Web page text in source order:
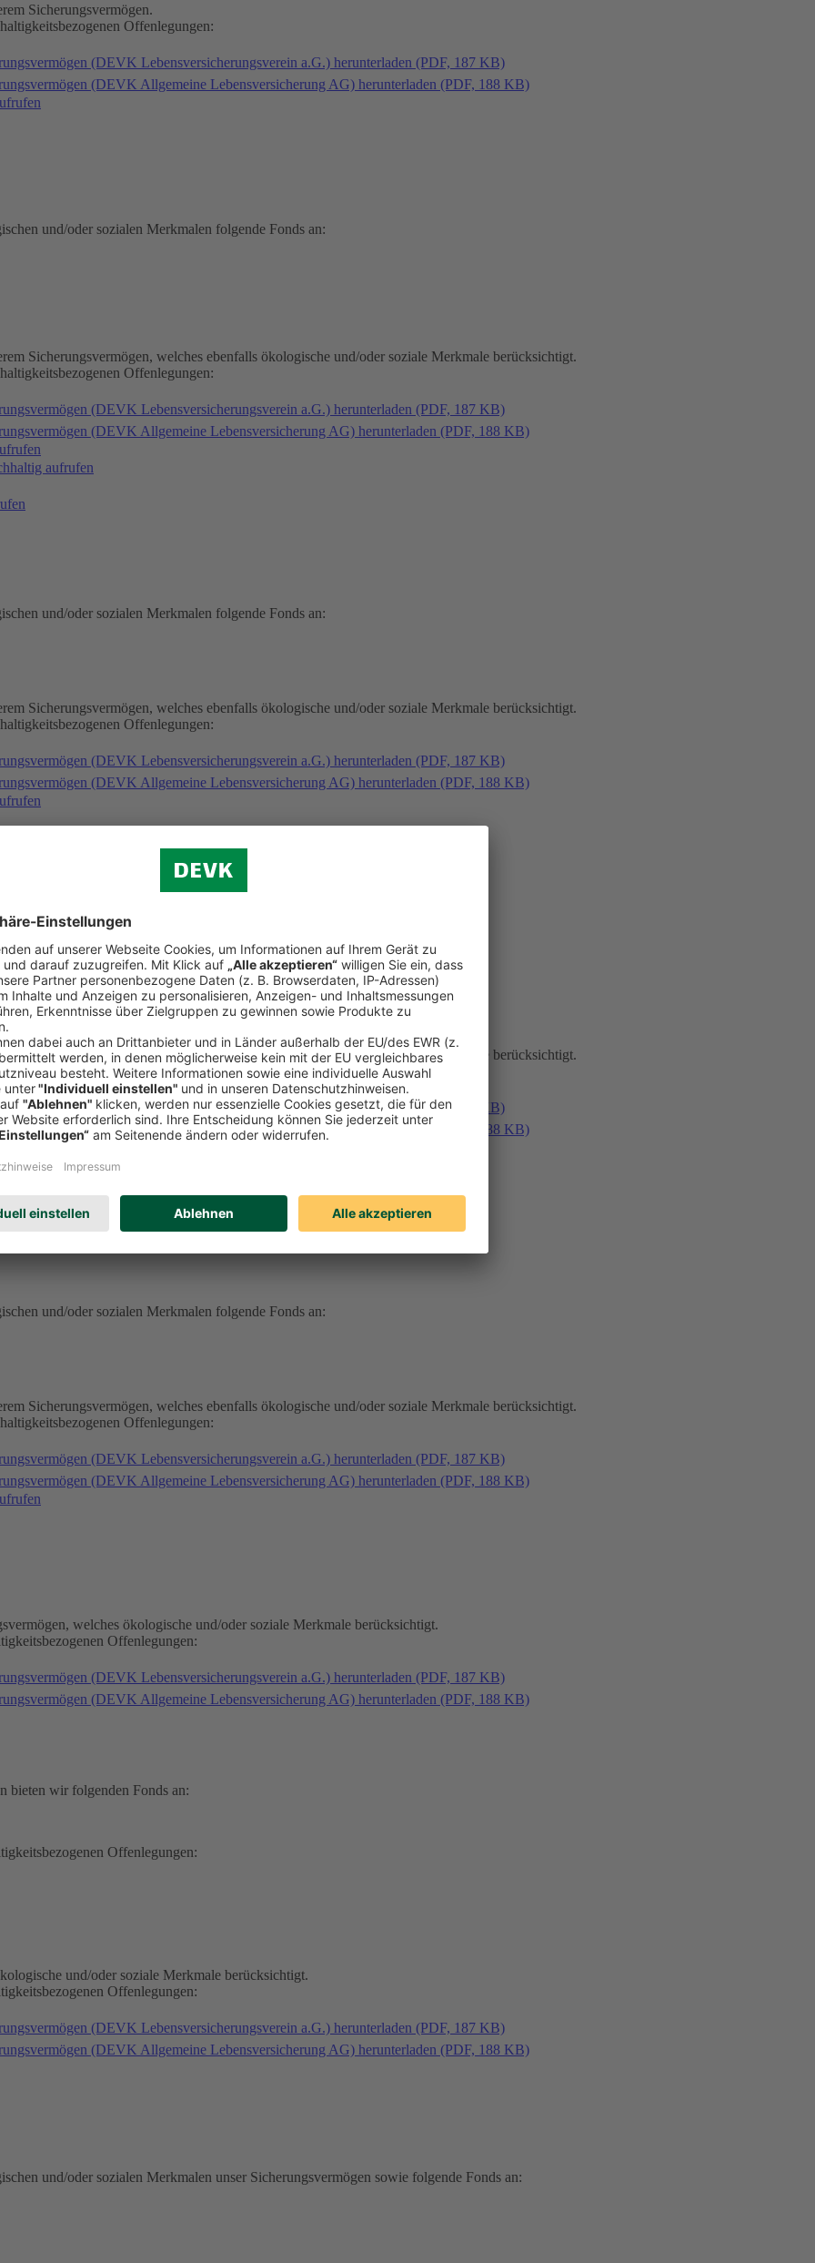
Sicherungsvermögen.
Offenlegungen:
(DEVK Lebensversicherungsverein a.G.) herunterladen (PDF, 187 KB)
(DEVK Allgemeine Lebensversicherung AG) herunterladen (PDF, 188 KB)
und/oder sozialen Merkmalen folgende Fonds an:
Sicherungsvermögen, welches ebenfalls ökologische und/oder soziale Merkmale berücksichtigt.
Offenlegungen:
(DEVK Lebensversicherungsverein a.G.) herunterladen (PDF, 187 KB)
(DEVK Allgemeine Lebensversicherung AG) herunterladen (PDF, 188 KB)
aufrufen
und/oder sozialen Merkmalen folgende Fonds an:
Sicherungsvermögen, welches ebenfalls ökologische und/oder soziale Merkmale berücksichtigt.
Offenlegungen:
(DEVK Lebensversicherungsverein a.G.) herunterladen (PDF, 187 KB)
(DEVK Allgemeine Lebensversicherung AG) herunterladen (PDF, 188 KB)
und/oder sozialen Merkmalen folgende Fonds an:
Sicherungsvermögen, welches ebenfalls ökologische und/oder soziale Merkmale berücksichtigt.
Offenlegungen:
(DEVK Lebensversicherungsverein a.G.) herunterladen (PDF, 187 KB)
(DEVK Allgemeine Lebensversicherung AG) herunterladen (PDF, 188 KB)
aufrufen
und/oder sozialen Merkmalen folgende Fonds an:
Sicherungsvermögen, welches ebenfalls ökologische und/oder soziale Merkmale berücksichtigt.
Offenlegungen:
(DEVK Lebensversicherungsverein a.G.) herunterladen (PDF, 187 KB)
(DEVK Allgemeine Lebensversicherung AG) herunterladen (PDF, 188 KB)
welches ökologische und/oder soziale Merkmale berücksichtigt.
Offenlegungen:
(DEVK Lebensversicherungsverein a.G.) herunterladen (PDF, 187 KB)
(DEVK Allgemeine Lebensversicherung AG) herunterladen (PDF, 188 KB)
bieten wir folgenden Fonds an:
Offenlegungen:
und/oder soziale Merkmale berücksichtigt.
Offenlegungen:
(DEVK Lebensversicherungsverein a.G.) herunterladen (PDF, 187 KB)
(DEVK Allgemeine Lebensversicherung AG) herunterladen (PDF, 188 KB)
und/oder sozialen Merkmalen unser Sicherungsvermögen sowie folgende Fonds an: